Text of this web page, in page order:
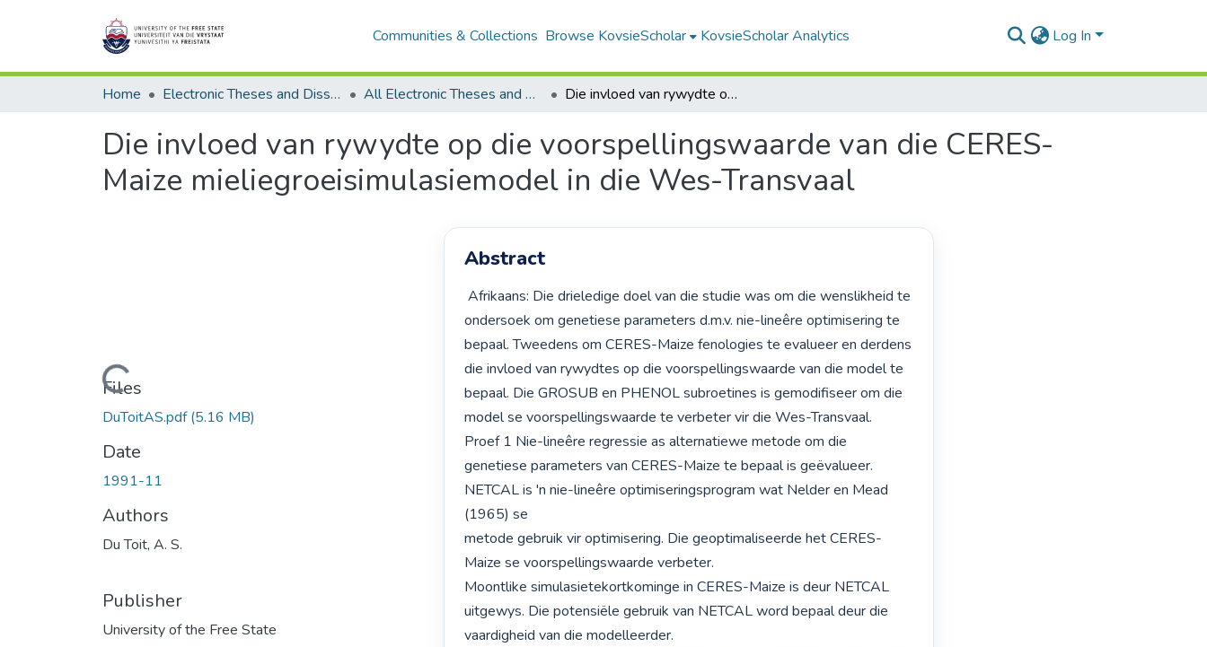
Communities & Collections Browse KovsieScholar KovsieScholar Analytics Log In
Home Electronic Theses and Dissertations All Electronic Theses and Dissertations Die invloed van rywydte op die voorspellingswaarde van die CERES-Maize mieliegroeisimulasiemodel in die Wes-Transvaal
Die invloed van rywydte op die voorspellingswaarde van die CERES-
Maize mieliegroeisimulasiemodel in die Wes-Transvaal
Loading...
Files
DuToitAS.pdf(5.16 MB)
Date
1991-11
Authors
Du Toit, A. S.
Publisher
University of the Free State
Abstract
Afrikaans: Die drieledige doel van die studie was om die wenslikheid te
ondersoek om genetiese parameters d.m.v. nie-lineêre optimisering te
bepaal. Tweedens om CERES-Maize fenologies te evalueer en derdens
die invloed van rywydtes op die voorspellingswaarde van die model te
bepaal. Die GROSUB en PHENOL subroetines is gemodifiseer om die
model se voorspellingswaarde te verbeter vir die Wes-Transvaal.
Proef 1 Nie-lineêre regressie as alternatiewe metode om die
genetiese parameters van CERES-Maize te bepaal is geëvalueer.
NETCAL is 'n nie-lineêre optimiseringsprogram wat Nelder en Mead
(1965) se
metode gebruik vir optimisering. Die geoptimaliseerde het CERES-
Maize se voorspellingswaarde verbeter.
Moontlike simulasietekortkominge in CERES-Maize is deur NETCAL
uitgewys. Die potensiële gebruik van NETCAL word bepaal deur die
vaardigheid van die modelleerder.